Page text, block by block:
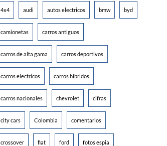
4x4 audi autos electricos bmw byd
camionetas carros antiguos
carros de alta gama carros deportivos
carros electricos carros hibridos
carros nacionales chevrolet cifras
city cars Colombia comentarios
crossover fiat ford fotos espia